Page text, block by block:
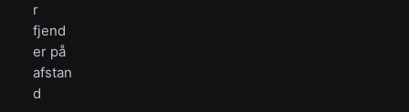
r
fjend
er på
afstan
d